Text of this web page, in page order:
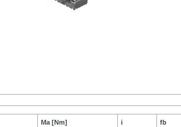
Ma [Nm] i fb